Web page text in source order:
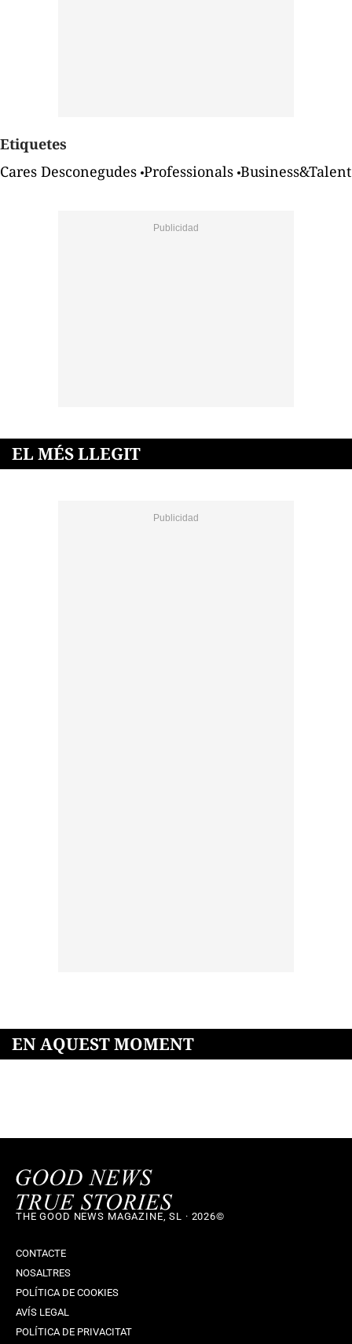
Etiquetes
Cares Desconegudes Professionals Business&Talent
EL MÉS LLEGIT
EN AQUEST MOMENT
THE GOOD NEWS MAGAZINE, SL · 2026©
CONTACTE
NOSALTRES
POLÍTICA DE COOKIES
AVÍS LEGAL
POLÍTICA DE PRIVACITAT